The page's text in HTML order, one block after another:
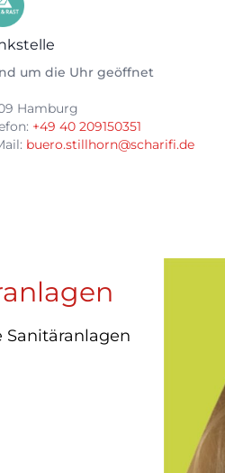
um die Uhr geöffnet
Hamburg
+49 40 209150351
buero.stillhorn@scharifi.de
Sanitäranlagen